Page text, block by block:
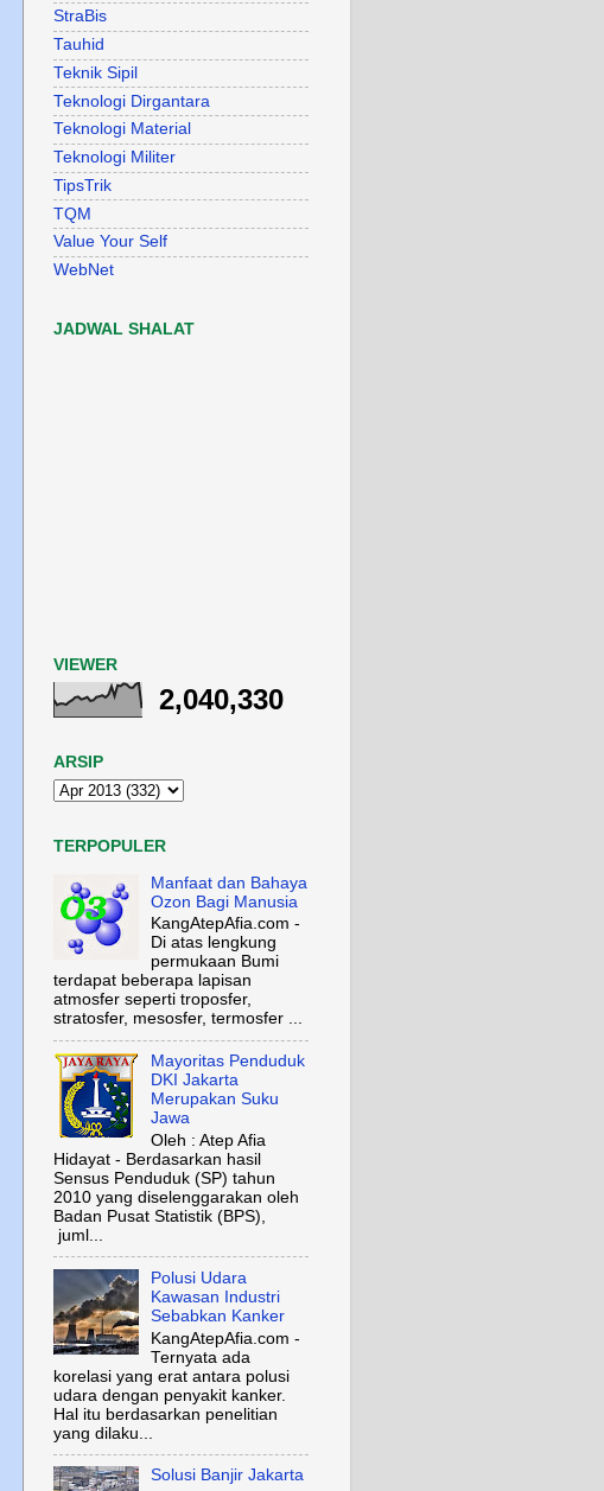
StraBis
Tauhid
Teknik Sipil
Teknologi Dirgantara
Teknologi Material
Teknologi Militer
TipsTrik
TQM
Value Your Self
WebNet
JADWAL SHALAT
VIEWER
2,040,330
ARSIP
TERPOPULER
Manfaat dan Bahaya
Ozon Bagi Manusia
KangAtepAfia.com -
Di atas lengkung
permukaan Bumi
terdapat beberapa lapisan
atmosfer seperti troposfer,
stratosfer, mesosfer, termosfer ...
Mayoritas Penduduk
DKI Jakarta
Merupakan Suku
Jawa
Oleh : Atep Afia
Hidayat - Berdasarkan hasil
Sensus Penduduk (SP) tahun
2010 yang diselenggarakan oleh
Badan Pusat Statistik (BPS),
juml...
Polusi Udara
Kawasan Industri
Sebabkan Kanker
KangAtepAfia.com -
Ternyata ada
korelasi yang erat antara polusi
udara dengan penyakit kanker.
Hal itu berdasarkan penelitian
yang dilaku...
Solusi Banjir Jakarta